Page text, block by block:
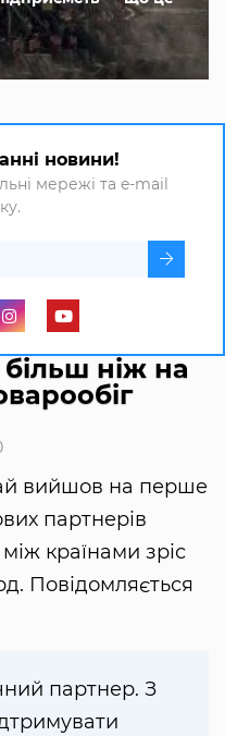
новини!
мережі та e-mail
ніж на
вийшов на перше
партнерів
країнами зріс
Повідомляється
партнер. З